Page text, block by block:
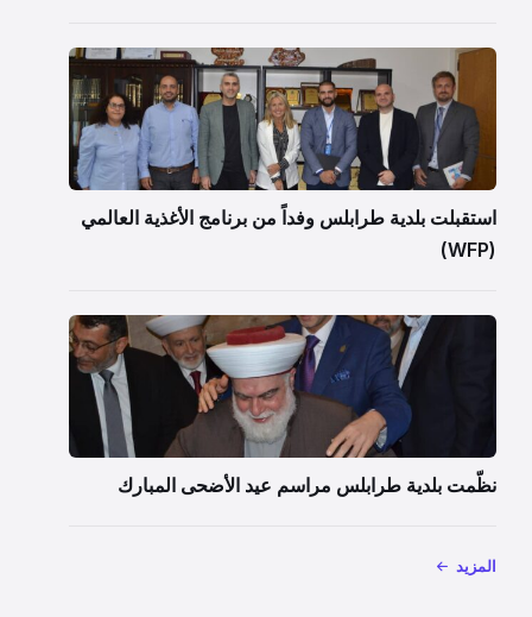
استقبلت بلدية طرابلس وفداً من برنامج الأغذية العالمي
(WFP)
نظّمت بلدية طرابلس مراسم عيد الأضحى المبارك
المزيد